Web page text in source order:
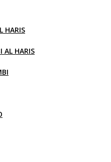
HARIS
AL HARIS